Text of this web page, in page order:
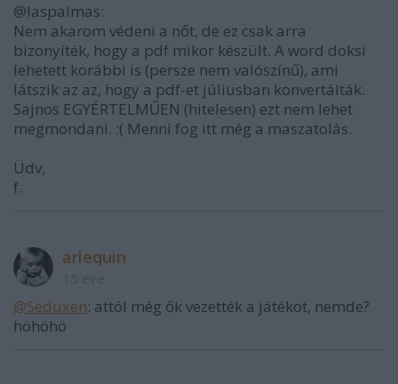
@laspalmas:
Nem akarom védeni a nőt, de ez csak arra
bizonyíték, hogy a pdf mikor készült. A word doksi
lehetett korábbi is (persze nem valószínű), ami
látszik az az, hogy a pdf-et júliusban konvertálták.
Sajnos EGYÉRTELMŰEN (hitelesen) ezt nem lehet
megmondani. :( Menni fog itt még a maszatolás.
Üdv,
f.
arlequin
@Seduxen: attól még ők vezették a játékot, nemde?
höhöhö